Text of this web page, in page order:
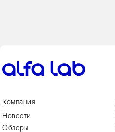
Компания
Новости
Обзоры